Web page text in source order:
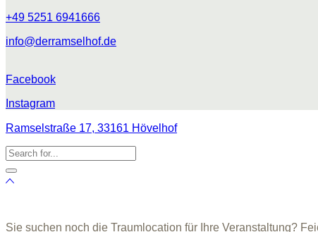
+49 5251 6941666
info@derramselhof.de
Facebook
Instagram
Ramselstraße 17, 33161 Hövelhof
Sie suchen noch die Traumlocation für Ihre Veranstaltung?